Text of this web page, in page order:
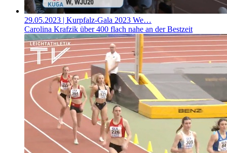
29.05.2023 | Kurpfalz-Gala 2023 We…
Carolina Krafzik über 400 flach nahe an der Bestzeit